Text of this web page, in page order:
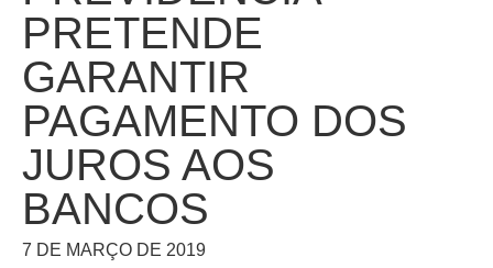
PRETENDE
GARANTIR
PAGAMENTO DOS
JUROS AOS
BANCOS
7 DE MARÇO DE 2019